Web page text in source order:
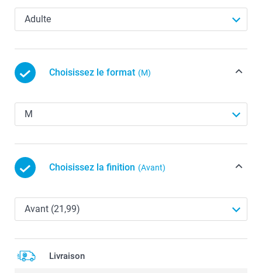
Choisissez le format (M)
Choisissez la finition (Avant)
Livraison